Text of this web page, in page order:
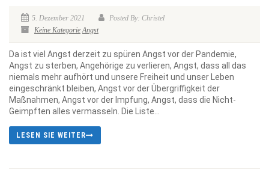
5. Dezember 2021
Posted By: Christel
Keine Kategorie Angst
Da ist viel Angst derzeit zu spüren Angst vor der Pandemie,
Angst zu sterben, Angehörige zu verlieren, Angst, dass all das
niemals mehr aufhört und unsere Freiheit und unser Leben
eingeschränkt bleiben, Angst vor der Übergriffigkeit der
Maßnahmen, Angst vor der Impfung, Angst, dass die Nicht-
Geimpften alles vermasseln. Die Liste...
LESEN SIE WEITER